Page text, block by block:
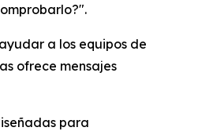
a los equipos de
ofrece mensajes
para